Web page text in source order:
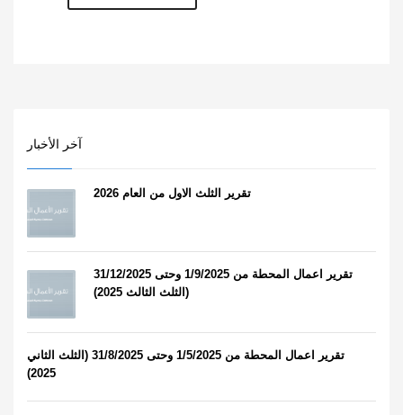
آخر الأخبار
تقرير الثلث الاول من العام 2026
تقرير اعمال المحطة من 1/9/2025 وحتى 31/12/2025
(الثلث الثالث 2025)
تقرير اعمال المحطة من 1/5/2025 وحتى 31/8/2025 (الثلث الثاني
2025)